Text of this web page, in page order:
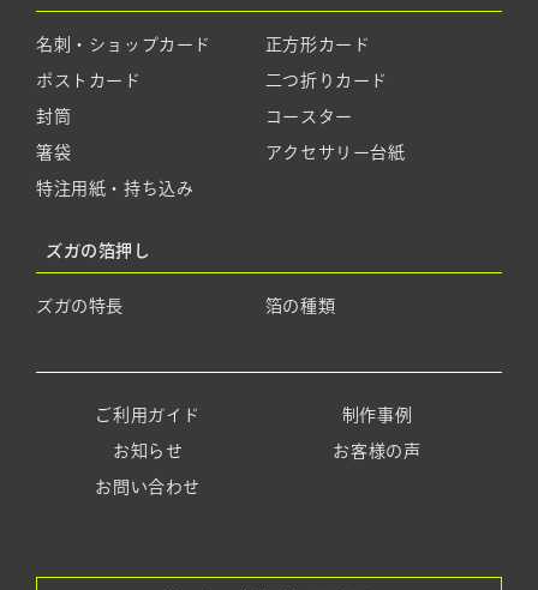
名刺・ショップカード 正方形カード
ポストカード 二つ折りカード
封筒 コースター
箸袋 アクセサリー台紙
特注用紙・持ち込み
ズガの箔押し
ズガの特長 箔の種類
ご利用ガイド 制作事例
お知らせ お客様の声
お問い合わせ